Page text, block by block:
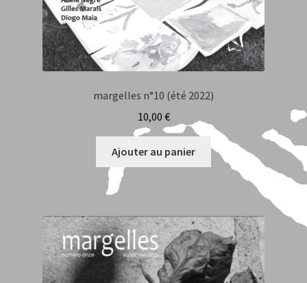
Sara Oudin
Isabelle Sancy
Validation de la commande
Mentions Légales
margelles n°10 (été 2022)
10,00 €
Ajouter au panier